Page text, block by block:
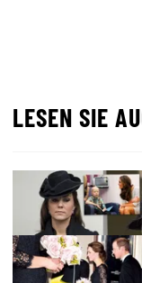
LESEN SIE